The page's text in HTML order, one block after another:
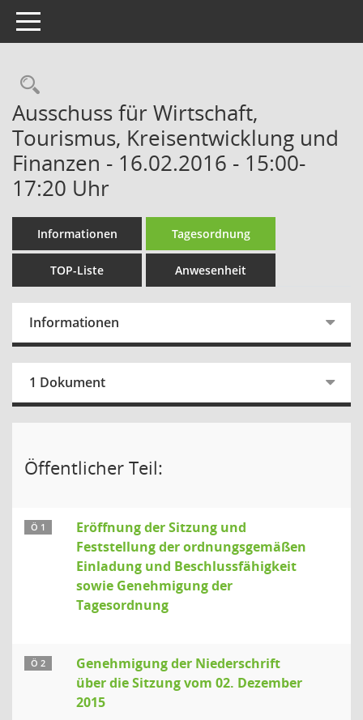
Toggle navigation
Rechercheauswahl
Ausschuss für Wirtschaft,
Tourismus, Kreisentwicklung und
Finanzen - 16.02.2016 - 15:00-
17:20 Uhr
Informationen Tagesordnung
TOP-Liste Anwesenheit
Informationen
1 Dokument
Öffentlicher Teil:
Ö 1
Eröffnung der Sitzung und
Feststellung der ordnungsgemäßen
Einladung und Beschlussfähigkeit
sowie Genehmigung der
Tagesordnung
Ö 2
Genehmigung der Niederschrift
über die Sitzung vom 02. Dezember
2015